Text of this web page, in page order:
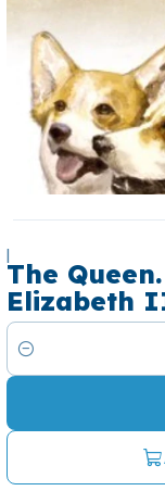
|
The
Elizabeth
Cantidad